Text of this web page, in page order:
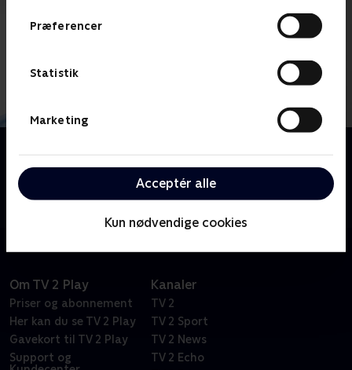
Præferencer
Statistik
Marketing
Acceptér alle
Kun nødvendige cookies
Hun lyver, snyder og stjæler, hun lider, narrer sine
venner, sluger piller og knuser hjerter. Men du er på
Om TV 2 Play
Priser og abonnement
Her kan du se TV 2 Play
Gavekort til TV 2 Play
Support og
Kanaler
TV 2
TV 2 Sport
TV 2 News
TV 2 Echo